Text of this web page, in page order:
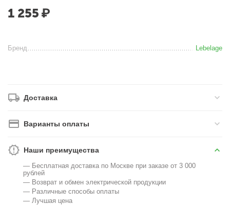
1 255 ₽
Бренд Lebelage
Доставка
Варианты оплаты
Наши преимущества
— Бесплатная доставка по Москве при заказе от 3 000
рублей
— Возврат и обмен электрической продукции
— Различные способы оплаты
— Лучшая цена